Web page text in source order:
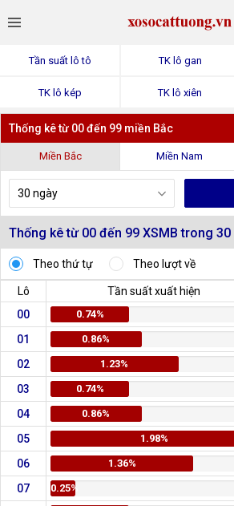
Tần suất lô tô TK lô gan
TK lô kép TK lô xiên
Thống kê từ 00 đến 99 miền Bắc
Miền Bắc Miền Nam
Thống kê từ 00 đến 99 XSMB trong 30
Theo thứ tự Theo lượt về
Lô Tần suất xuất hiện
00
0.74%
01
0.86%
02
1.23%
03
0.74%
04
0.86%
05
1.98%
06
1.36%
07
0.25%